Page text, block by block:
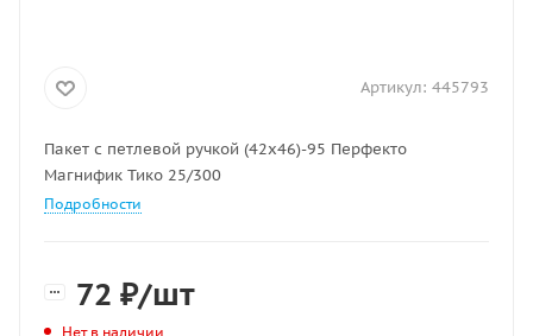
Артикул: 445793
Пакет с петлевой ручкой (42х46)-95 Перфекто
Магнифик Тико 25/300
Подробности
72 ₽/шт
Нет в наличии